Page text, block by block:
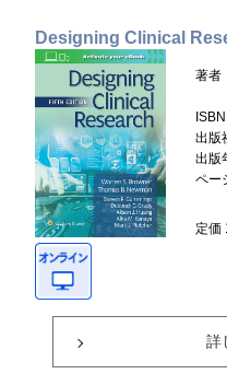
Designing Clinical
著者
ISBN
出版
出版
ペー
定価
詳